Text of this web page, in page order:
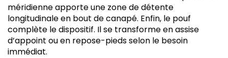
méridienne apporte une zone de détente
longitudinale en bout de canapé. Enfin, le pouf
complète le dispositif. Il se transforme en assise
d’appoint ou en repose-pieds selon le besoin
immédiat.